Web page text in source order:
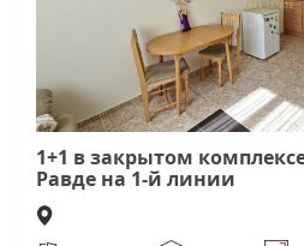
1+1 в закрытом
Равде на 1-й линии
моря#6151